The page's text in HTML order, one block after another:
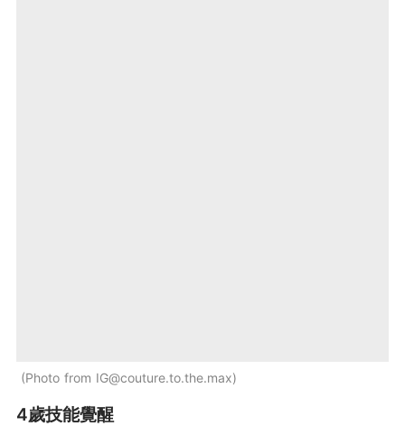
Photo from IG@couture.to.the.max
4歲技能覺醒